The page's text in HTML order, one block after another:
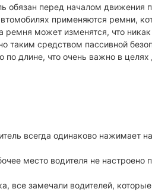
обязан перед началом движения
применяются ремни,
может изменятся, что
таким средством пассивной
длине, что очень важно в
всегда одинаково нажимает
место водителя не настроено
все замечали водителей,